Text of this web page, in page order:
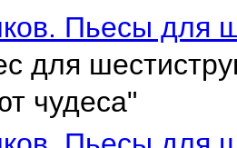
Пьесы для
для
чудеса"